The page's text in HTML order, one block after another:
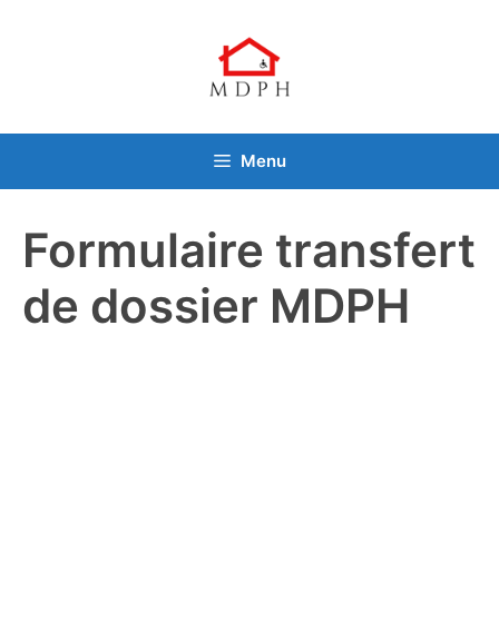
Menu
Formulaire transfert
de dossier MDPH